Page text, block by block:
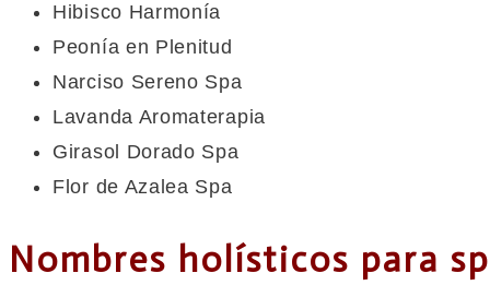
Hibisco Harmonía
Peonía en Plenitud
Narciso Sereno Spa
Lavanda Aromaterapia
Girasol Dorado Spa
Flor de Azalea Spa
Nombres holísticos para